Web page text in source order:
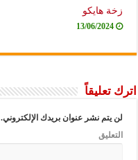
زخة هايكو
13/06/2024
اترك تعليقاً
لن يتم نشر عنوان بريدك الإلكتروني.
التعليق